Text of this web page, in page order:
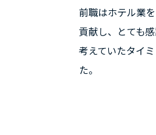
前職はホテル業
貢献し、とても
考えていたタイ
た。